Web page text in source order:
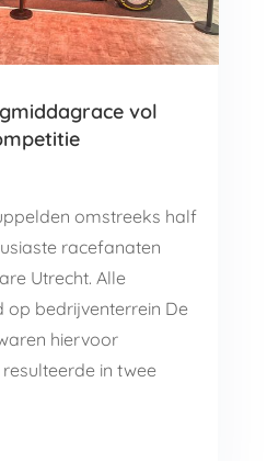
vol
omstreeks half
racefanaten
Utrecht. Alle
op bedrijventerrein De
hiervoor
in twee